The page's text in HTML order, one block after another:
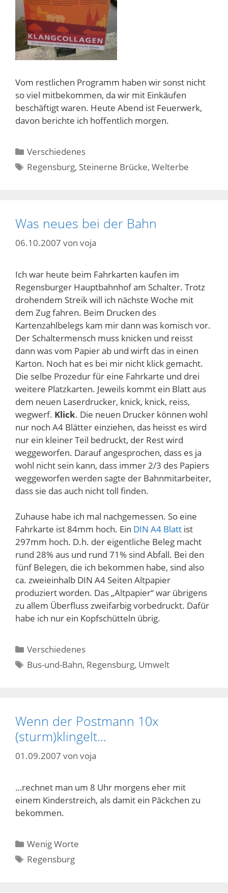
Vom restlichen Programm haben wir sonst nicht
so viel mitbekommen, da wir mit Einkäufen
beschäftigt waren. Heute Abend ist Feuerwerk,
davon berichte ich hoffentlich morgen.
Kategorien
Verschiedenes
Schlagwörter
Regensburg, Steinerne Brücke,Welterbe
Was neues bei der Bahn
06.10.2007 von voja
Ich war heute beim Fahrkarten kaufen im
Regensburger Hauptbahnhof am Schalter. Trotz
drohendem Streik will ich nächste Woche mit
dem Zug fahren. Beim Drucken des
Kartenzahlbelegs kam mir dann was komisch vor.
Der Schaltermensch muss knicken und reisst
dann was vom Papier ab und wirft das in einen
Karton. Noch hat es bei mir nicht klick gemacht.
Die selbe Prozedur für eine Fahrkarte und drei
weitere Platzkarten. Jeweils kommt ein Blatt aus
dem neuen Laserdrucker, knick, knick, reiss,
wegwerf. Klick. Die neuen Drucker können wohl
nur noch A4 Blätter einziehen, das heisst es wird
nur ein kleiner Teil bedruckt, der Rest wird
weggeworfen. Darauf angesprochen, dass es ja
wohl nicht sein kann, dass immer 2/3 des Papiers
weggeworfen werden sagte der Bahnmitarbeiter,
dass sie das auch nicht toll finden.
Zuhause habe ich mal nachgemessen. So eine
Fahrkarte ist 84mm hoch. Ein DIN A4 Blatt ist
297mm hoch. D.h. der eigentliche Beleg macht
rund 28% aus und rund 71% sind Abfall. Bei den
fünf Belegen, die ich bekommen habe, sind also
ca. zweieinhalb DIN A4 Seiten Altpapier
produziert worden. Das „Altpapier“ war übrigens
zu allem Überfluss zweifarbig vorbedruckt. Dafür
habe ich nur ein Kopfschütteln übrig.
Kategorien
Verschiedenes
Schlagwörter
Bus-und-Bahn, Regensburg, Umwelt
Wenn der Postmann 10x
(sturm)klingelt…
01.09.2007 von voja
…rechnet man um 8 Uhr morgens eher mit
einem Kinderstreich, als damit ein Päckchen zu
bekommen.
Kategorien
Wenig Worte
Schlagwörter
Regensburg